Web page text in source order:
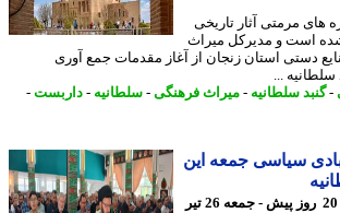
مرمتی آثار تاریخی
است و مدیرکل میراث
استان زنجان از آغاز مقدمات جمع آوری
...
سلطانیه-میراث فرهنگی-سلطانیه-داربست-
سیاسی جمعه این
20 روز پیش - جمعه 26 تیر